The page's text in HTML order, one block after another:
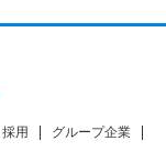
採用 グループ企業